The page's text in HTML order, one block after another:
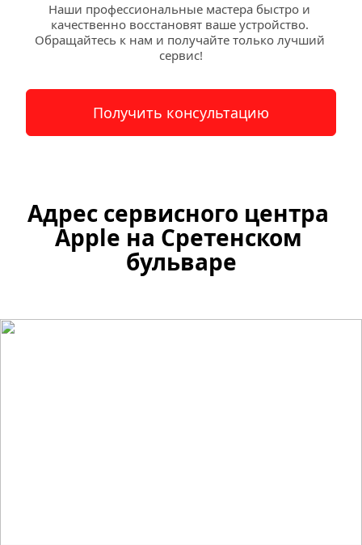
Наши профессиональные мастера быстро и
качественно восстановят ваше устройство.
Обращайтесь к нам и получайте только лучший
сервис!
Получить консультацию
Адрес сервисного центра
Apple на Сретенском
бульваре